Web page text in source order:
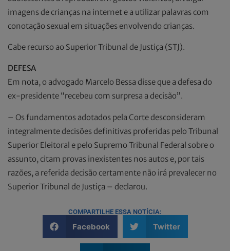
imagens de crianças na internet e a utilizar palavras com
conotação sexual em situações envolvendo crianças.
Cabe recurso ao Superior Tribunal de Justiça (STJ).
DEFESA
Em nota, o advogado Marcelo Bessa disse que a defesa do
ex-presidente “recebeu com surpresa a decisão”.
– Os fundamentos adotados pela Corte desconsideram
integralmente decisões definitivas proferidas pelo Tribunal
Superior Eleitoral e pelo Supremo Tribunal Federal sobre o
assunto, citam provas inexistentes nos autos e, por tais
razões, a referida decisão certamente não irá prevalecer no
Superior Tribunal de Justiça – declarou.
COMPARTILHE ESSA NOTÍCIA:
Facebook Twitter